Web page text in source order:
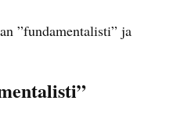
”fundamentalisti” ja